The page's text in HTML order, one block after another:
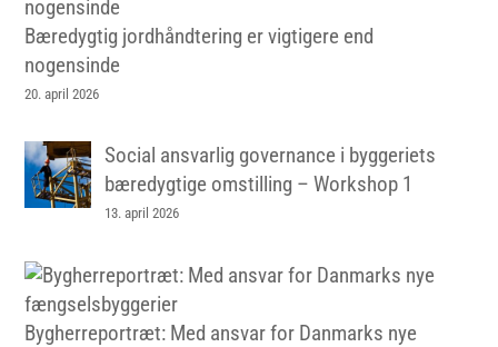
Bæredygtig jordhåndtering er vigtigere end
nogensinde
20. april 2026
Social ansvarlig governance i byggeriets
bæredygtige omstilling – Workshop 1
13. april 2026
Bygherreportræt: Med ansvar for Danmarks nye